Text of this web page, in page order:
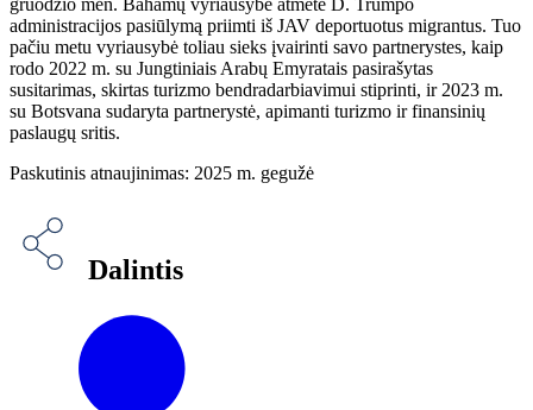
gruodžio mėn. Bahamų vyriausybė atmetė D. Trumpo
administracijos pasiūlymą priimti iš JAV deportuotus migrantus. Tuo
pačiu metu vyriausybė toliau sieks įvairinti savo partnerystes, kaip
rodo 2022 m. su Jungtiniais Arabų Emyratais pasirašytas
susitarimas, skirtas turizmo bendradarbiavimui stiprinti, ir 2023 m.
su Botsvana sudaryta partnerystė, apimanti turizmo ir finansinių
paslaugų sritis.
Paskutinis atnaujinimas: 2025 m. gegužė
Dalintis